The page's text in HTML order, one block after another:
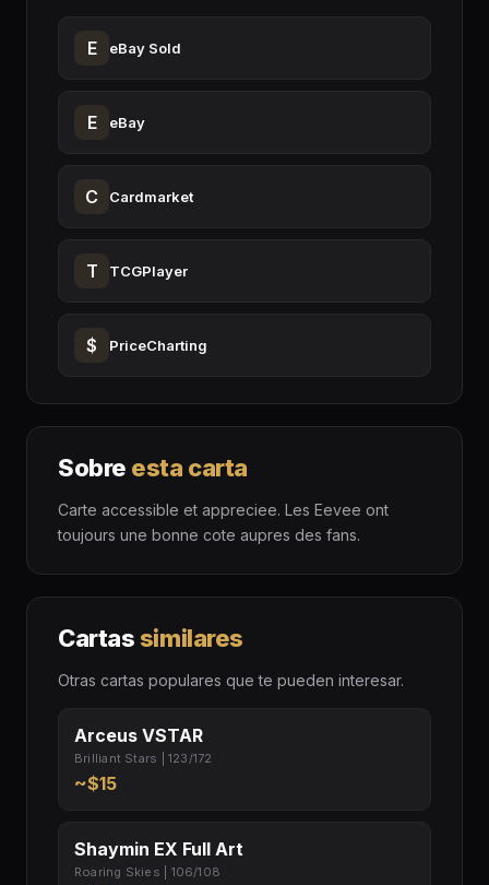
E eBay Sold
E eBay
C Cardmarket
T TCGPlayer
$ PriceCharting
Sobre esta carta
Carte accessible et appreciee. Les Eevee ont
toujours une bonne cote aupres des fans.
Cartassimilares
Otras cartas populares que te pueden interesar.
Arceus VSTAR
Brilliant Stars | 123/172
~$15
Shaymin EX Full Art
Roaring Skies | 106/108